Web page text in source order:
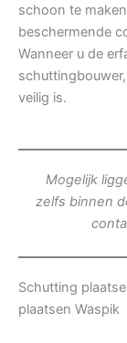
schoon te
beschermende
Wanneer u de
veilig is.
Mogelijk
zelfs binnen
Schutting
plaatsen Waspik